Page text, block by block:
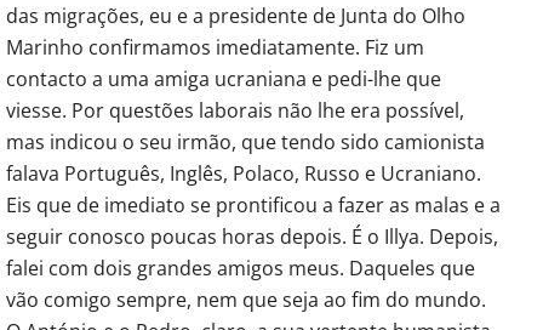
das migrações, eu e a presidente de Junta do Olho
Marinho confirmamos imediatamente. Fiz um
contacto a uma amiga ucraniana e pedi-lhe que
viesse. Por questões laborais não lhe era possível,
mas indicou o seu irmão, que tendo sido camionista
falava Português, Inglês, Polaco, Russo e Ucraniano.
Eis que de imediato se prontificou a fazer as malas e a
seguir conosco poucas horas depois. É o Illya. Depois,
falei com dois grandes amigos meus. Daqueles que
vão comigo sempre, nem que seja ao fim do mundo.